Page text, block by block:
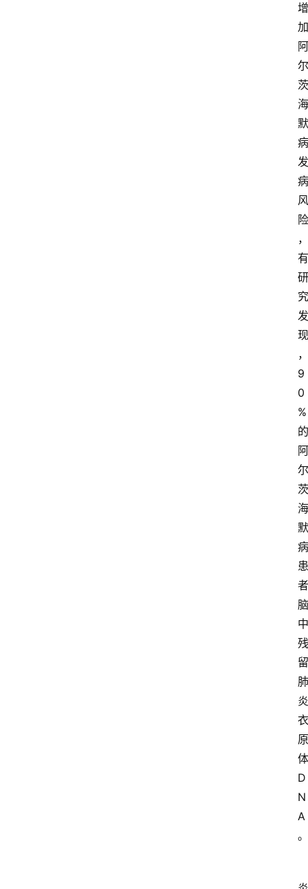
增
加
阿
尔
茨
海
默
病
发
病
风
险
，
有
研
究
发
现
，
9
0
%
的
阿
尔
茨
海
默
病
患
者
脑
中
残
留
肺
炎
衣
原
体
D
N
A
。